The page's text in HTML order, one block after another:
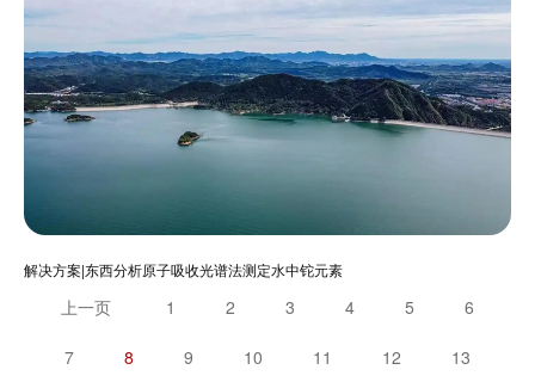
解决方案|东西分析原子吸收光谱法测定水中铊元素
上一页 1 2 3 4 5 6
7 8 9 10 11 12 13